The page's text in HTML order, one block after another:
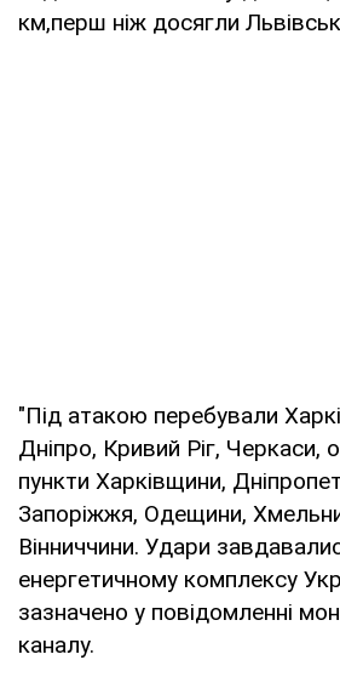
км,перш ніж досягли
"Під атакою перебували
Дніпро, Кривий Ріг, Черкаси,
пункти Харківщини,
Запоріжжя, Одещини,
Вінниччини. Удари
енергетичному комплексу
зазначено у повідомленні
каналу.